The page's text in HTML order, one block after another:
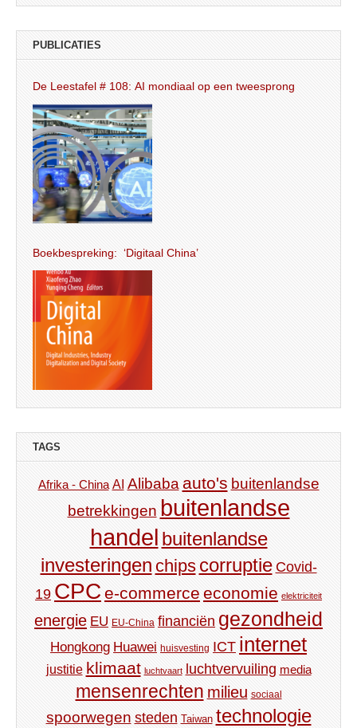
PUBLICATIES
De Leestafel # 108: AI mondiaal op een tweesprong
Boekbespreking: ‘Digitaal China’
TAGS
Afrika - China AI Alibaba auto's buitenlandse
betrekkingen buitenlandse
handel buitenlandse
investeringen chips corruptie Covid-
19 CPC e-commerce economie elektriciteit
energie EU EU-China financiën gezondheid
Hongkong Huawei huisvesting ICT internet
justitie klimaat luchtvaart luchtvervuiling media
mensenrechten milieu sociaal
spoorwegen steden Taiwan technologie